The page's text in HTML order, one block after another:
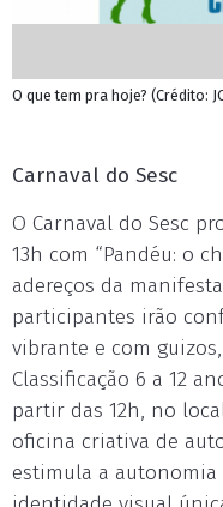
O que tem pra hoje? (Crédito:
Carnaval do Sesc
O Carnaval do Sesc
13h com “Pandéu: o
adereços da
participantes irão
vibrante e com
Classificação 6 a 12
partir das 12h, no
oficina criativa de
estimula a autonomia